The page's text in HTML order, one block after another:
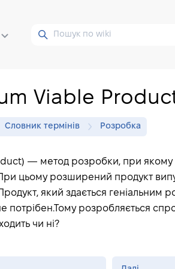
Viable
Словник термінів Розробка
— метод розробки, при якому
цьому розширений продукт
який здається
потрібен.Тому розробляється
чи ні?